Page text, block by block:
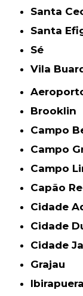
Santa
Santa
Sé
Vila
Brooklin
Campo
Campo
Campo
Capão
Cidade
Cidade
Cidade
Grajau
Ibirapuera